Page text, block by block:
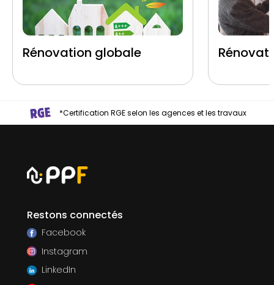
Rénovation globale
*Certification RGE selon les agences et les travaux
Restons connectés
Facebook
Instagram
LinkedIn